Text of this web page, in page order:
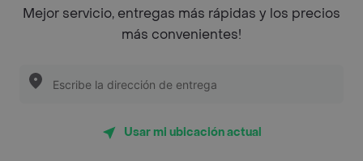
App Store Google play
Mejor servicio, entregas más rápidas y los precios
más convenientes!
Usar mi ubicación actual